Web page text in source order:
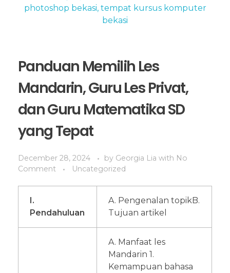
Panduan Memilih Les
Mandarin, Guru Les Privat,
dan Guru Matematika SD
yang Tepat
December 28, 2024 by Georgia Lia with No
Comment
Uncategorized
I.
Pendahuluan
A. Pengenalan topikB.
Tujuan artikel
A. Manfaat les
Mandarin 1.
Kemampuan bahasa